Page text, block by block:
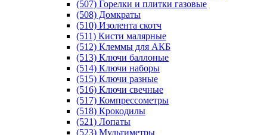
(507) Горелки и плитки газовые
(508) Домкраты
(510) Изолента скотч
(511) Кисти малярные
(512) Клеммы для АКБ
(513) Ключи баллоные
(514) Ключи наборы
(515) Ключи разные
(516) Ключи свечные
(517) Компрессометры
(518) Крокодилы
(521) Лопаты
(523) Мультиметры